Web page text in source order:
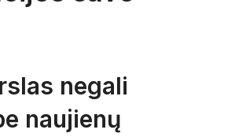
negali
naujienų